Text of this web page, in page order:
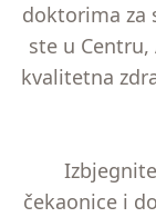
doktorima za
ste u
kvalitetna
čekaonice i